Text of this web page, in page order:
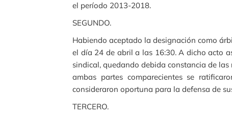
el período 2013-2018.
SEGUNDO.
Habiendo aceptado la designación como
el día 24 de abril a las 16:30. A dicho acto
sindical, quedando debida constancia de
ambas partes comparecientes se
consideraron oportuna para la defensa de
TERCERO.